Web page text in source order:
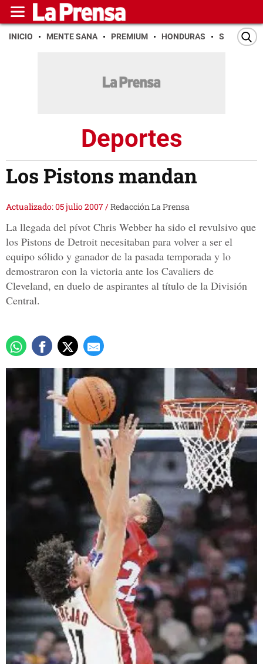
INICIO MENTE SANA PREMIUM HONDURAS SAN PEDRO
Deportes
Los Pistons mandan
Actualizado: 05 julio 2007/Redacción La Prensa
La llegada del pívot Chris Webber ha sido el revulsivo que
los Pistons de Detroit necesitaban para volver a ser el
equipo sólido y ganador de la pasada temporada y lo
demostraron con la victoria ante los Cavaliers de
Cleveland, en duelo de aspirantes al título de la División
Central.